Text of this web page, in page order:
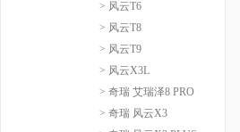
> 风云T6
> 风云T8
> 风云T9
> 风云X3L
> 奇瑞 艾瑞泽8 PRO
> 奇瑞 风云X3